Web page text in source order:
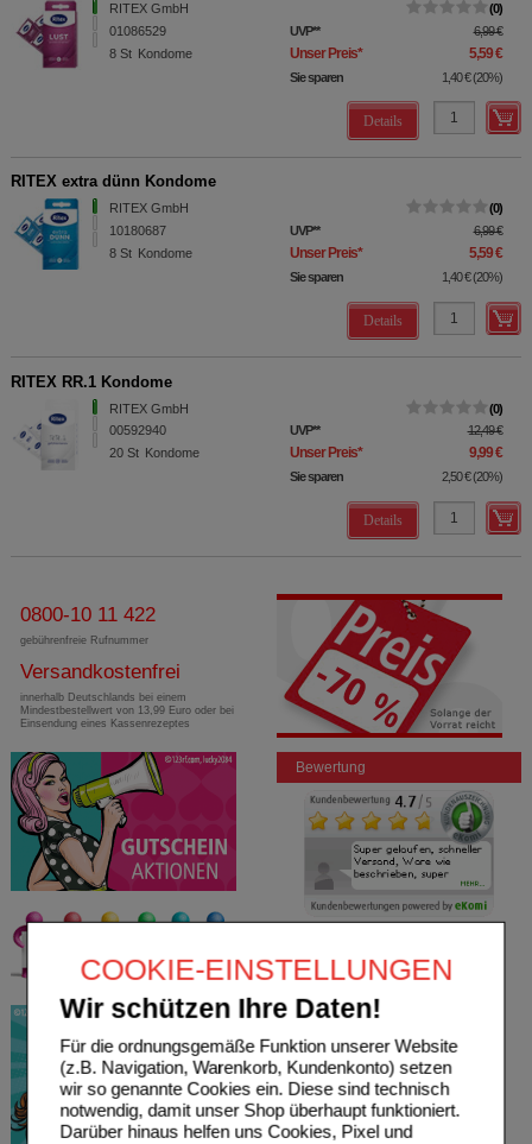
COOKIE-EINSTELLUNGEN
Wir schützen Ihre Daten!
Für die ordnungsgemäße Funktion unserer Website
(z.B. Navigation, Warenkorb, Kundenkonto) setzen
wir so genannte Cookies ein. Diese sind technisch
notwendig, damit unser Shop überhaupt funktioniert.
Darüber hinaus helfen uns Cookies, Pixel und
RITEX GmbH
01086529
8 St Kondome
0
UVP** 6,99 €
Unser Preis* 5,59 €
Sie sparen 1,40 € (20%)
Details
RITEX extra dünn Kondome
RITEX GmbH
10180687
8 St Kondome
0
UVP** 6,99 €
Unser Preis* 5,59 €
Sie sparen 1,40 € (20%)
Details
RITEX RR.1 Kondome
RITEX GmbH
00592940
20 St Kondome
0
UVP** 12,49 €
Unser Preis* 9,99 €
Sie sparen 2,50 € (20%)
Details
0800-10 11 422
gebührenfreie Rufnummer
Versandkostenfrei
innerhalb Deutschlands bei einem
Mindestbestellwert von 13,99 Euro oder bei
Einsendung eines Kassenrezeptes
Bewertung